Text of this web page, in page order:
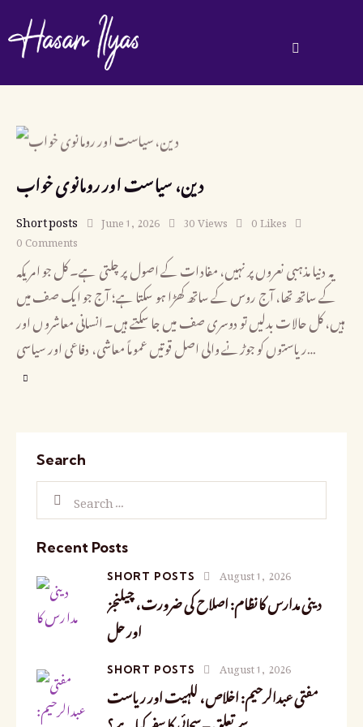
دین، سیاست اور رومانوی خواب
Short posts June 1, 2026 30Views 0Likes
0Comments
یہ دنیا مذہبی نعروں پر نہیں، مفادات کے اصول پر چلتی ہے۔ کل جو امریکہ
کے ساتھ تھا، آج روس کے ساتھ کھڑا ہو سکتا ہے؛ آج جو ایک صف میں
ہیں، کل حالات بدلیں تو دوسری صف میں جا سکتے ہیں۔ انسانی معاشروں اور
ریاستوں کو جوڑنے والی اصل قوتیں عموماً معاشی، دفاعی اور سیاسی…
Search
Recent Posts
SHORT POSTS August 1, 2026
دینی مدارس کا نظام: اصلاح کی ضرورت، چیلنجز
اور حل
SHORT POSTS August 1, 2026
مفتی عبدالرحیم: اخلاص، للہیت اور ریاست